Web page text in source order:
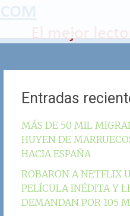
Entradas
MÁS DE 50 MIL
HUYEN DE
HACIA ESPAÑA
ROBARON A NETFLIX
PELÍCULA INÉDITA Y
DEMANDAN POR 105